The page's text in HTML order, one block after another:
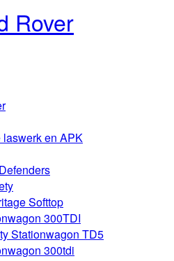
Rover
en APK
Softtop
300TDI
Stationwagon TD5
300tdi